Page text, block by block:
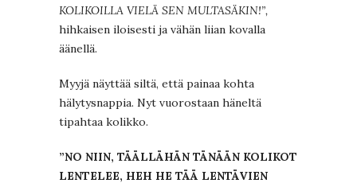
KOLIKOILLA VIELÄ SEN MULTASÄKIN!”,
hihkaisen iloisesti ja vähän liian kovalla
äänellä.
Myyjä näyttää siltä, että painaa kohta
hälytysnappia. Nyt vuorostaan häneltä
tipahtaa kolikko.
”NO NIIN, TÄÄLLÄHÄN TÄNÄÄN KOLIKOT
LENTELEE, HEH HE TÄÄ LENTÄVIEN